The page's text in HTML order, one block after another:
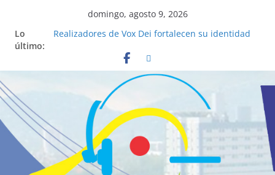
domingo, agosto 9, 2026
Lo
último:
Realizadores de Vox Dei fortalecen su identidad
La ciencia desvela los 5 secretos que tiene
fácilmente un católico para convertirse en
“Superancianos”
Pop Up Market atrae a cientos de visitantes y
dinamiza la economía local
Salud mental a la mesa: la importancia de
hablarlo en familia
Lo que tienen en común la nueva Película Toy
Story 5 y el Papa León XIV